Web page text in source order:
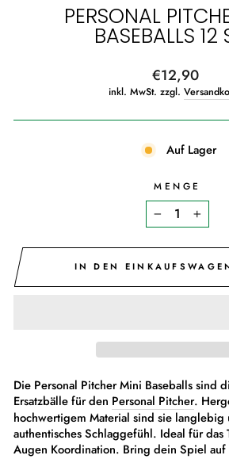
PERSONAL
BASEBALLS 12
Normaler
Preis
€12,90
inkl. MwSt. zzgl.
Auf Lager
MENGE
− +
IN DEN
Die Personal Pitcher Mini Baseballs sind
Ersatzbälle für den Personal Pitcher.
hochwertigem Material sind sie
authentisches Schlaggefühl. Ideal für das
Augen Koordination. Bring dein Spiel auf